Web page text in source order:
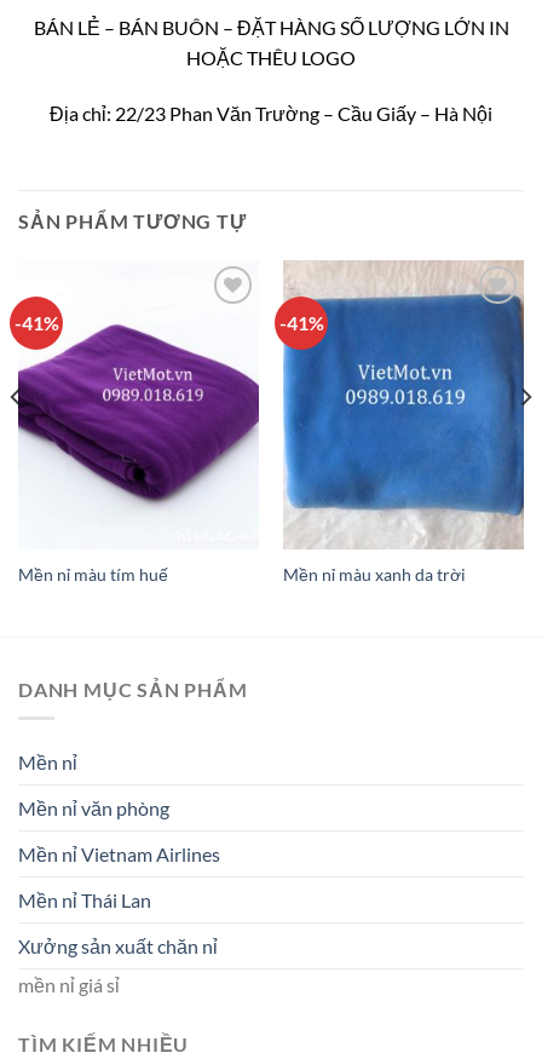
BÁN LẺ – BÁN BUÔN – ĐẶT HÀNG SỐ LƯỢNG LỚN IN
HOẶC THÊU LOGO
Địa chỉ: 22/23 Phan Văn Trường – Cầu Giấy – Hà Nội
SẢN PHẨM TƯƠNG TỰ
-41%
Mền nỉ màu tím huế
-41%
Mền nỉ màu xanh da trời
DANH MỤC SẢN PHẨM
Mền nỉ
Mền nỉ văn phòng
Mền nỉ Vietnam Airlines
Mền nỉ Thái Lan
Xưởng sản xuất chăn nỉ
mền nỉ giá sỉ
TÌM KIẾM NHIỀU